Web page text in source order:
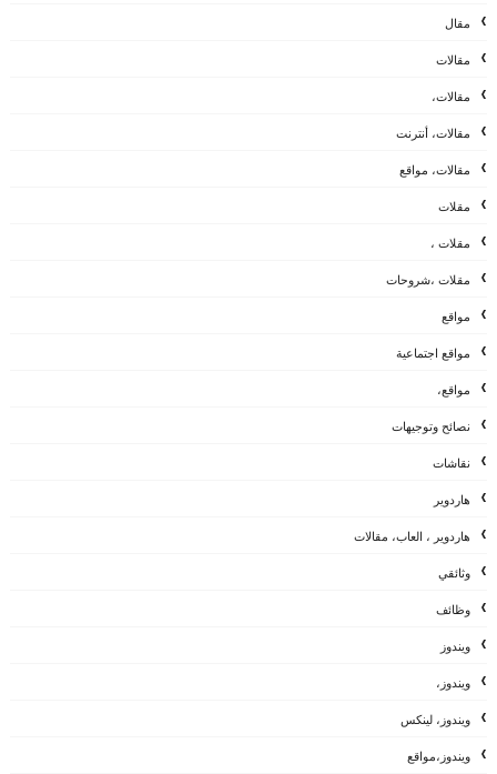
مقال
مقالات
مقالات،
مقالات، أنترنت
مقالات، مواقع
مقلات
مقلات ،
مقلات ،شروحات
مواقع
مواقع اجتماعية
مواقع،
نصائح وتوجيهات
نقاشات
هاردوير
هاردوير ، العاب، مقالات
وثائقي
وظائف
ويندوز
ويندوز،
ويندوز، لينكس
ويندوز،مواقع